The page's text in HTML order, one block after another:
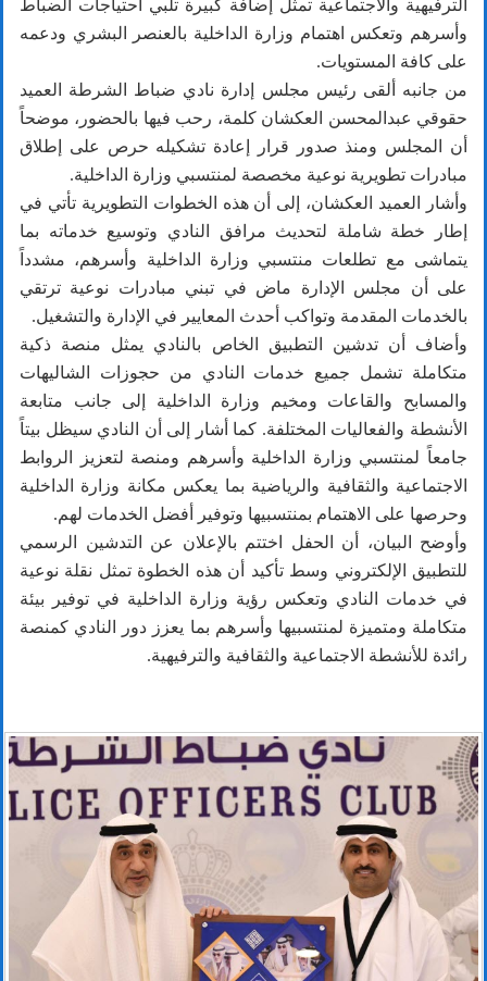
الترفيهية والاجتماعية تمثل إضافة كبيرة تلبي احتياجات الضباط
وأسرهم وتعكس اهتمام وزارة الداخلية بالعنصر البشري ودعمه
على كافة المستويات.
من جانبه ألقى رئيس مجلس إدارة نادي ضباط الشرطة العميد
حقوقي عبدالمحسن العكشان كلمة، رحب فيها بالحضور، موضحاً
أن المجلس ومنذ صدور قرار إعادة تشكيله حرص على إطلاق
مبادرات تطويرية نوعية مخصصة لمنتسبي وزارة الداخلية.
وأشار العميد العكشان، إلى أن هذه الخطوات التطويرية تأتي في
إطار خطة شاملة لتحديث مرافق النادي وتوسيع خدماته بما
يتماشى مع تطلعات منتسبي وزارة الداخلية وأسرهم، مشدداً
على أن مجلس الإدارة ماض في تبني مبادرات نوعية ترتقي
بالخدمات المقدمة وتواكب أحدث المعايير في الإدارة والتشغيل.
وأضاف أن تدشين التطبيق الخاص بالنادي يمثل منصة ذكية
متكاملة تشمل جميع خدمات النادي من حجوزات الشاليهات
والمسابح والقاعات ومخيم وزارة الداخلية إلى جانب متابعة
الأنشطة والفعاليات المختلفة. كما أشار إلى أن النادي سيظل بيتاً
جامعاً لمنتسبي وزارة الداخلية وأسرهم ومنصة لتعزيز الروابط
الاجتماعية والثقافية والرياضية بما يعكس مكانة وزارة الداخلية
وحرصها على الاهتمام بمنتسبيها وتوفير أفضل الخدمات لهم.
وأوضح البيان، أن الحفل اختتم بالإعلان عن التدشين الرسمي
للتطبيق الإلكتروني وسط تأكيد أن هذه الخطوة تمثل نقلة نوعية
في خدمات النادي وتعكس رؤية وزارة الداخلية في توفير بيئة
متكاملة ومتميزة لمنتسبيها وأسرهم بما يعزز دور النادي كمنصة
رائدة للأنشطة الاجتماعية والثقافية والترفيهية.